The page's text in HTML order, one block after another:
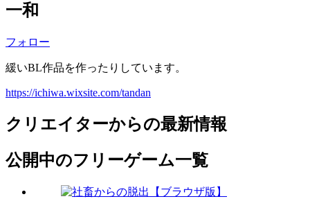
一和
フォロー
緩いBL作品を作ったりしています。
https://ichiwa.wixsite.com/tandan
クリエイターからの最新情報
公開中のフリーゲーム一覧